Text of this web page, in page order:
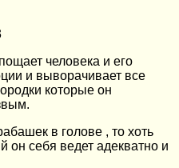
человека и его
и выворачивает все
которые он
в голове , то хоть
он себя ведет адекватно и